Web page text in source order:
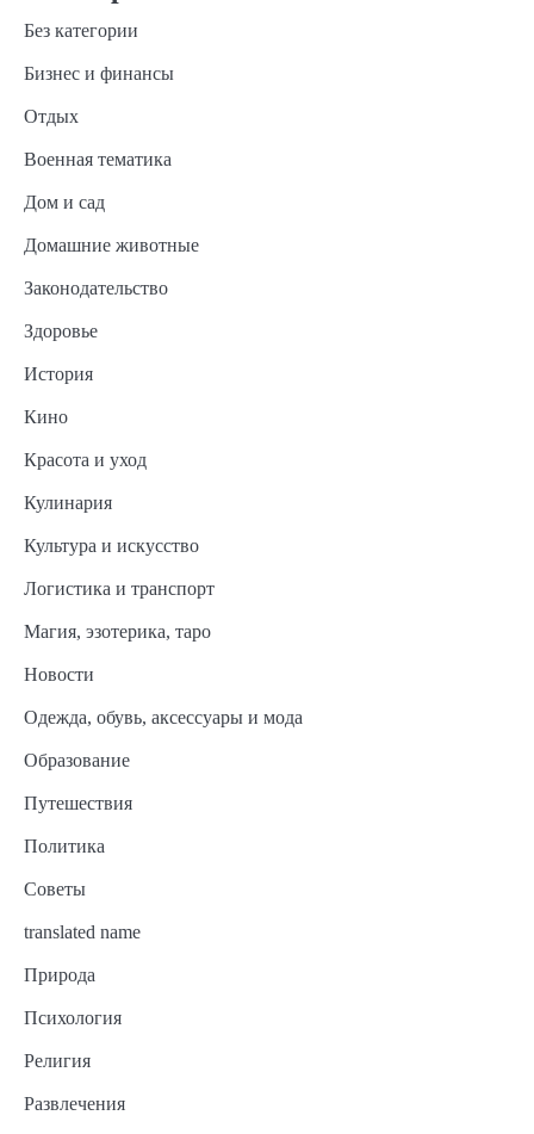
Без категории
Бизнес и финансы
Отдых
Военная тематика
Дом и сад
Домашние животные
Законодательство
Здоровье
История
Кино
Красота и уход
Кулинария
Культура и искусство
Логистика и транспорт
Магия, эзотерика, таро
Новости
Одежда, обувь, аксессуары и мода
Образование
Путешествия
Политика
Советы
translated name
Природа
Психология
Религия
Развлечения